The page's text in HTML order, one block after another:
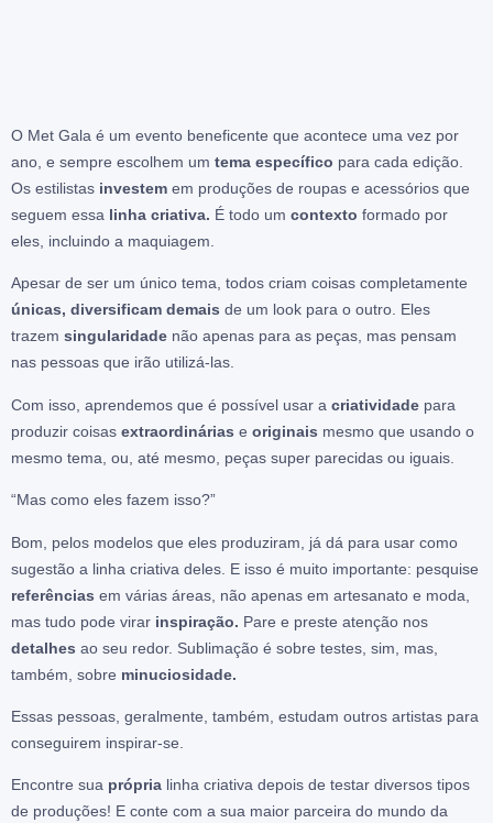
O Met Gala é um evento beneficente que acontece uma vez por
ano, e sempre escolhem um tema específico para cada edição.
Os estilistas investem em produções de roupas e acessórios que
seguem essa linha criativa. É todo um contexto formado por
eles, incluindo a maquiagem.
Apesar de ser um único tema, todos criam coisas completamente
únicas, diversificam demais de um look para o outro. Eles
trazem singularidade não apenas para as peças, mas pensam
nas pessoas que irão utilizá-las.
Com isso, aprendemos que é possível usar a criatividade para
produzir coisas extraordinárias e originais mesmo que usando o
mesmo tema, ou, até mesmo, peças super parecidas ou iguais.
“Mas como eles fazem isso?”
Bom, pelos modelos que eles produziram, já dá para usar como
sugestão a linha criativa deles. E isso é muito importante: pesquise
referências em várias áreas, não apenas em artesanato e moda,
mas tudo pode virar inspiração. Pare e preste atenção nos
detalhes ao seu redor. Sublimação é sobre testes, sim, mas,
também, sobre minuciosidade.
Essas pessoas, geralmente, também, estudam outros artistas para
conseguirem inspirar-se.
Encontre sua própria linha criativa depois de testar diversos tipos
de produções! E conte com a sua maior parceira do mundo da